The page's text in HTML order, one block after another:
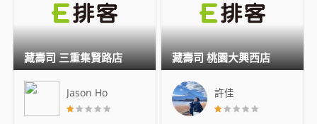
Jason Ho
藏壽司 三重集賢路店
許佳
藏壽司 桃園大興西店